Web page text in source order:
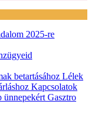
2025-re
betartásához Lélek
Kapcsolatok
ünnepekért Gasztro